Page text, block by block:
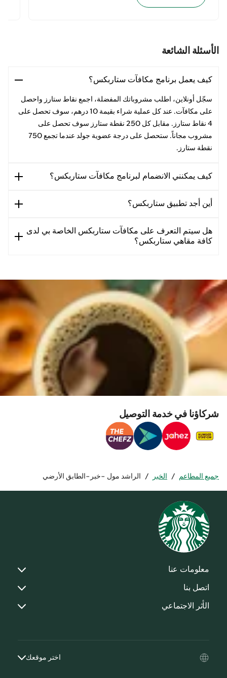
الأسئلة الشائعة
كيف يعمل برنامج مكافآت ستاربكس؟
سجّل أونلاين، اطلب مشروباتك المفضلة، اجمع نقاط ستارز واحصل
على مكافآت. عند كل عملية شراء بقيمة 10 درهم، سوف تحصل على
4 نقاط ستارز. مقابل كل 250 نقطة ستارز سوف تحصل على
مشروب مجاناً. ستحصل على درجة عضوية جولد عندما تجمع 750
نقطة ستارز.
كيف يمكنني الانضمام لبرنامج مكافآت ستاربكس؟
أين أجد تطبيق ستاربكس؟
هل سيتم التعرف على مكافآت ستاربكس الخاصة بي لدى
كافة مقاهي ستاربكس؟
شركاؤنا في خدمة التوصيل
جميع المطاعم / الخبر / الراشد مول -خبر-الطابق الأرضي
معلومات عنا
اتصل بنا
الأثر الاجتماعي
اختر موقعك